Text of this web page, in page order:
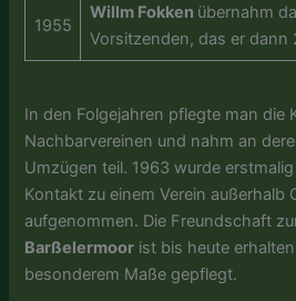
1955
Willm Fokken übernahm
Vorsitzenden, das er dann
In den Folgejahren pflegte man die
Nachbarvereinen und nahm an
Umzügen teil. 1963 wurde
Kontakt zu einem Verein außerhalb
aufgenommen. Die Freundschaft
Barßelermoor ist bis heute
besonderem Maße gepflegt.